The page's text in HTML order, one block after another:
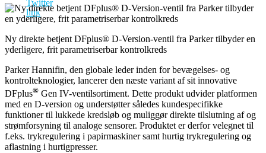
Ny direkte betjent DFplus® D-Version-ventil fra Parker tilbyder en
yderligere, frit parametriserbar kontrolkreds
Parker Hannifin, den globale leder inden for bevægelses- og
kontrolteknologier, lancerer den næste variant af sit innovative
DFplus® Gen IV-ventilsortiment. Dette produkt udvider platformen
med en D-version og understøtter således kundespecifikke
funktioner til lukkede kredsløb og muliggør direkte tilslutning af og
strømforsyning til analoge sensorer. Produktet er derfor velegnet til
f.eks. trykregulering i papirmaskiner samt hurtig trykregulering og
aflastning i hurtigpresser.